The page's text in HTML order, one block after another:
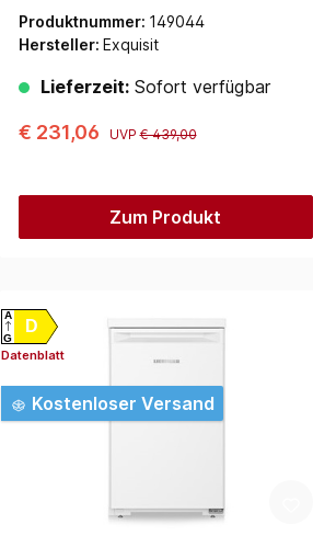
Produktnummer: 149044
Hersteller: Exquisit
Lieferzeit:Sofort verfügbar
€ 231,06 UVP€ 439,00
Zum Produkt
D
A
G
Datenblatt
Kostenloser Versand